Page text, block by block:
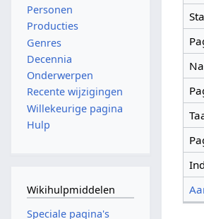
Personen
Producties
Genres
Decennia
Onderwerpen
Recente wijzigingen
Willekeurige pagina
Hulp
Wikihulpmiddelen
Speciale pagina's